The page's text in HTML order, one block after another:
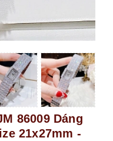
86009 Dáng
21x27mm -